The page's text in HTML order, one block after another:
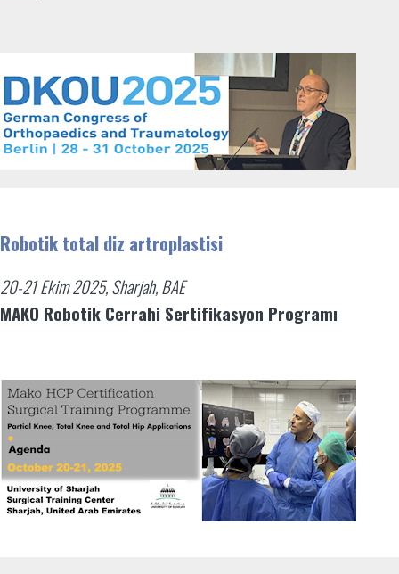
Robotik total diz artroplastisi
20-21 Ekim 2025, Sharjah, BAE
MAKO Robotik Cerrahi Sertifikasyon Programı